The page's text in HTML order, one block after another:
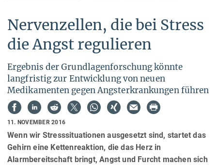
Nervenzellen, die bei Stress
die Angst regulieren
Ergebnis der Grundlagenforschung könnte
langfristig zur Entwicklung von neuen
Medikamenten gegen Angsterkrankungen führen
11. NOVEMBER 2016
Wenn wir Stresssituationen ausgesetzt sind, startet das
Gehirn eine Kettenreaktion, die das Herz in
Alarmbereitschaft bringt, Angst und Furcht machen sich